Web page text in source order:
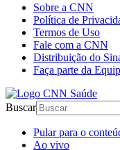
Sobre a CNN
Política de
Termos de Uso
Fale com a CNN
Distribuição do
Faça parte da
Buscar
Pular para o
Ao vivo